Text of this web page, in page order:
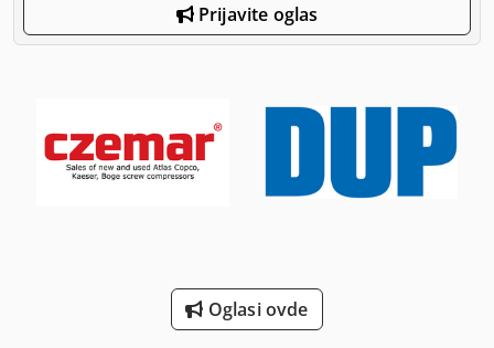
Prijavite oglas
Oglasi ovde